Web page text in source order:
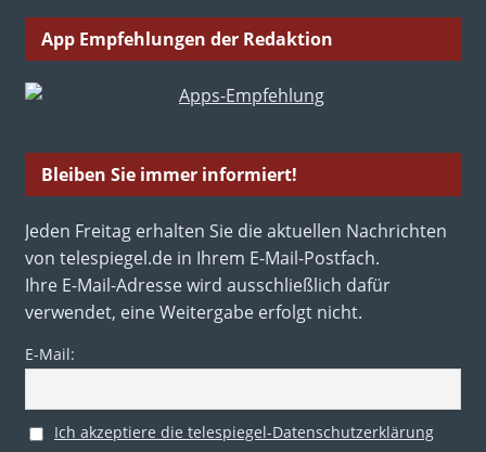
App Empfehlungen der Redaktion
Bleiben Sie immer informiert!
Jeden Freitag erhalten Sie die aktuellen Nachrichten
von telespiegel.de in Ihrem E-Mail-Postfach.
Ihre E-Mail-Adresse wird ausschließlich dafür
verwendet, eine Weitergabe erfolgt nicht.
E-Mail:
Ich akzeptiere die telespiegel-Datenschutzerklärung